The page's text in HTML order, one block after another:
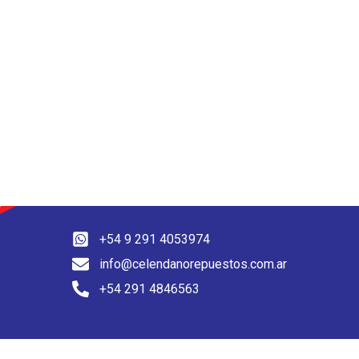
+54 9 291 4053974
info@celendanorepuestos.com.ar
+54 291 4846563